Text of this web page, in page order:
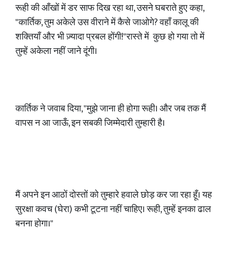
रूही की आँखों में डर साफ दिख रहा था, उसने घबराते हुए कहा,
"कार्तिक, तुम अकेले उस वीराने में कैसे जाओगे? वहाँ कालू की
शक्तियाँ और भी ज़्यादा प्रबल होंगी!"रास्ते में कुछ हो गया तो में
तुम्हें अकेला नहीं जाने दूंगी।
कार्तिक ने जवाब दिया, "मुझे जाना ही होगा रूही। और जब तक मैं
वापस न आ जाऊँ, इन सबकी जिम्मेदारी तुम्हारी है।
मैं अपने इन आठों दोस्तों को तुम्हारे हवाले छोड़ कर जा रहा हूँ। यह
सुरक्षा कवच (घेरा) कभी टूटना नहीं चाहिए। रूही, तुम्हें इनका ढाल
बनना होगा।"